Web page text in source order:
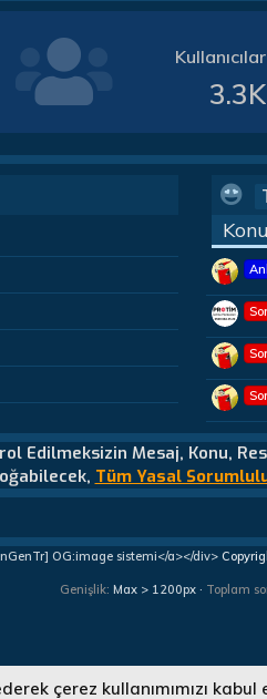
Kullanıcılar
3.3K
Edilmeksizin Mesaj, Konu,
Tüm Yasal
OG:image sistemi</a></div>
Genişlik Toplam
çerez kullanımımızı kabul